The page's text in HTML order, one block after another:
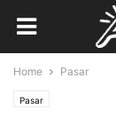
Home Pasar
Pasar